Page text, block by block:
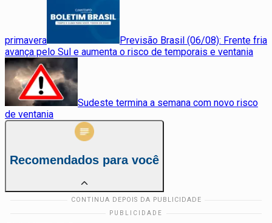
primavera
Previsão Brasil (06/08): Frente fria
avança pelo Sul e aumenta o risco de temporais e ventania
Sudeste termina a semana com novo risco
de ventania
Recomendados para você